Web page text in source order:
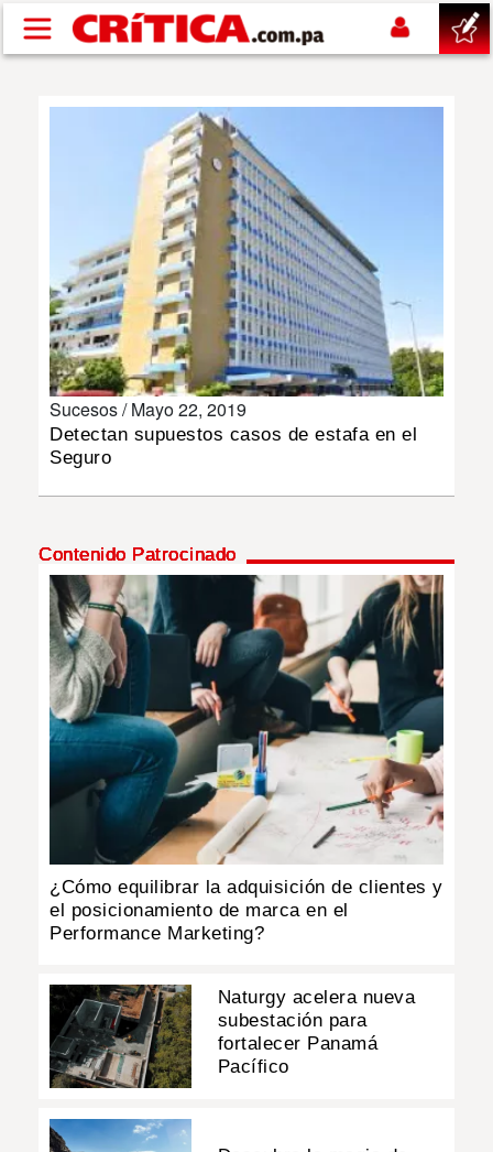
Pasar al contenido principal
POLÍTICA
SHOW
DEPORTES
MUNDO
MULTIMEDIA
IMPRESO
Sucesos /Mayo 22, 2019
Detectan supuestos casos de estafa en el
Seguro
Contenido Patrocinado
¿Cómo equilibrar la adquisición de clientes y
el posicionamiento de marca en el
Performance Marketing?
Naturgy acelera nueva
subestación para
fortalecer Panamá
Pacífico